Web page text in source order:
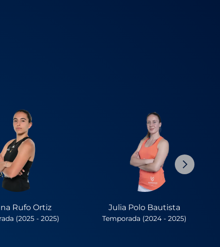
Rufo Ortiz
(2025 - 2025)
Julia Polo Bautista
Temporada (2024 - 2025)